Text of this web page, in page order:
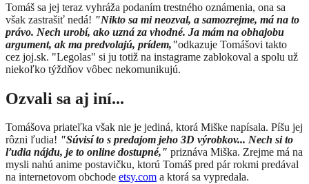
Tomáš sa jej teraz vyhráža podaním trestného oznámenia, ona sa
však zastrašiť nedá! "Nikto sa mi neozval, a samozrejme, má na to
právo. Nech urobí, ako uzná za vhodné. Ja mám na obhajobu
argument, ak ma predvolajú, prídem,"odkazuje Tomášovi takto
cez joj.sk. "Legolas" si ju totiž na instagrame zablokoval a spolu už
niekoľko týždňov vôbec nekomunikujú.
Ozvali sa aj iní...
Tomášova priateľka však nie je jediná, ktorá Miške napísala. Píšu jej
rôzni ľudia! "Súvisí to s predajom jeho 3D výrobkov... Nech si to
ľudia nájdu, je to online dostupné," priznáva Miška. Zrejme má na
mysli nahú anime postavičku, ktorú Tomáš pred pár rokmi predával
na internetovom obchode etsy.com a ktorá sa vypredala.